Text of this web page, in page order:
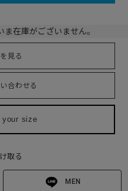
在庫がございません。
見る
合わせる
your size
取る
MEN